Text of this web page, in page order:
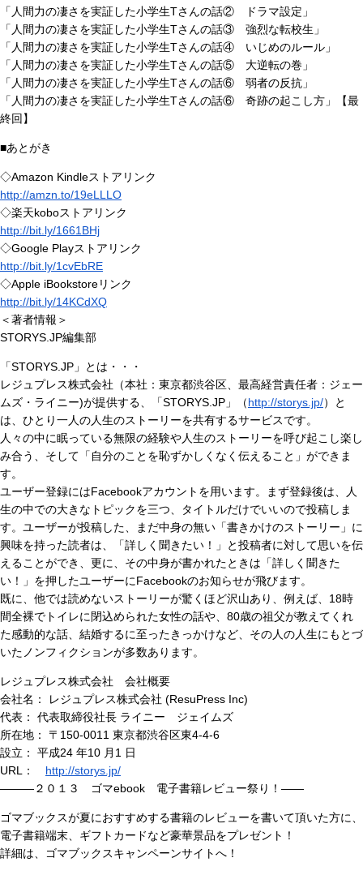
「人間力の凄さを実証した小学生Tさんの話② ドラマ設定」
「人間力の凄さを実証した小学生Tさんの話③ 強烈な転校生」
「人間力の凄さを実証した小学生Tさんの話④ いじめのルール」
「人間力の凄さを実証した小学生Tさんの話⑤ 大逆転の巻」
「人間力の凄さを実証した小学生Tさんの話⑥ 弱者の反抗」
「人間力の凄さを実証した小学生Tさんの話⑥ 奇跡の起こし方」【最
終回】
■あとがき
◇Amazon Kindleストアリンク
http://amzn.to/19eLLLO
◇楽天koboストアリンク
http://bit.ly/1661BHj
◇Google Playストアリンク
http://bit.ly/1cvEbRE
◇Apple iBookstoreリンク
http://bit.ly/14KCdXQ
＜著者情報＞
STORYS.JP編集部
「STORYS.JP」とは・・・
レジュプレス株式会社（本社：東京都渋谷区、最高経営責任者：ジェー
ムズ・ライニー)が提供する、「STORYS.JP」（http://storys.jp/）と
は、ひとり一人の人生のストーリーを共有するサービスです。
人々の中に眠っている無限の経験や人生のストーリーを呼び起こし楽し
み合う、そして「自分のことを恥ずかしくなく伝えること」ができま
す。
ユーザー登録にはFacebookアカウントを用います。まず登録後は、人
生の中での大きなトピックを三つ、タイトルだけでいいので投稿しま
す。ユーザーが投稿した、まだ中身の無い「書きかけのストーリー」に
興味を持った読者は、「詳しく聞きたい！」と投稿者に対して思いを伝
えることができ、更に、その中身が書かれたときは「詳しく聞きた
い！」を押したユーザーにFacebookのお知らせが飛びます。
既に、他では読めないストーリーが驚くほど沢山あり、例えば、18時
間全裸でトイレに閉込められた女性の話や、80歳の祖父が教えてくれ
た感動的な話、結婚するに至ったきっかけなど、その人の人生にもとづ
いたノンフィクションが多数あります。
レジュプレス株式会社 会社概要
会社名： レジュプレス株式会社 (ResuPress Inc)
代表： 代表取締役社長 ライニー ジェイムズ
所在地： 〒150-0011 東京都渋谷区東4-4-6
設立： 平成24 年10 月1 日
URL： http://storys.jp/
―――２０１３ ゴマebook 電子書籍レビュー祭り！――
ゴマブックスが夏におすすめする書籍のレビューを書いて頂いた方に、
電子書籍端末、ギフトカードなど豪華景品をプレゼント！
詳細は、ゴマブックスキャンペーンサイトへ！